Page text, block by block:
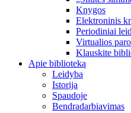
Knygos
Elektroninis
Periodiniai
Virtualios
Klauskite
Apie biblioteką
Leidyba
Istorija
Spaudoje
Bendradarbiavimas